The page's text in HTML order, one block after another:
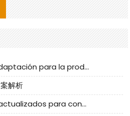
Guía de evaluación y adaptación para la producción en serie de componentes de cables nacionales para CNC Tech
解析
Estándares de prueba actualizados para conectores nacionales bajo la referencia de CLIFF